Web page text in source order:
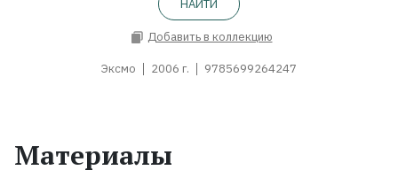
НАЙТИ
Добавить в коллекцию
Эксмо 2006 г. 9785699264247
Материалы